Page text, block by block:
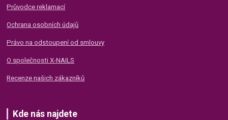
Průvodce reklamací
Ochrana osobních údajů
Právo na odstoupení od smlouvy
O společnosti X-NAILS
Recenze našich zákazníků
Kde nás najdete